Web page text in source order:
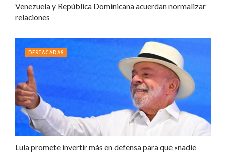
Venezuela y República Dominicana acuerdan normalizar
relaciones
Lula promete invertir más en defensa para que «nadie
DESTACADAS